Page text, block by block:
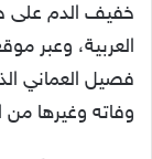
خفيف الدم على
العربية، وعبر
فصيل العماني
وفاته وغيرها من